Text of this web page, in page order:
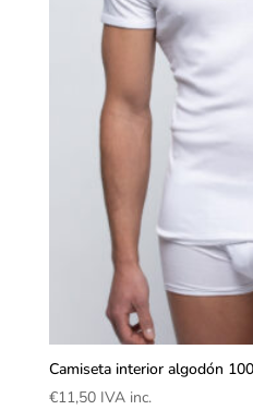
Camiseta interior algodón
€11,50 IVA inc.